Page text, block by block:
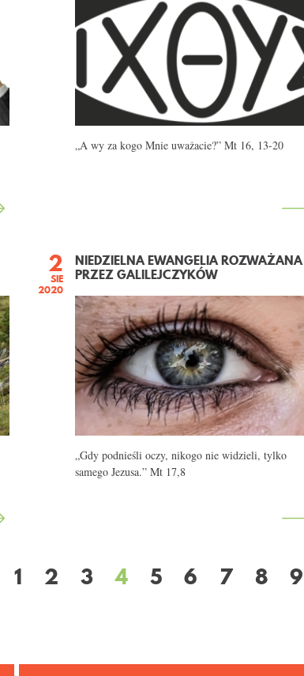
„A wy za kogo Mnie uważacie?” Mt 16, 13-20
2
SIE
2020
NIEDZIELNA EWANGELIA ROZWAŻANA
PRZEZ GALILEJCZYKÓW
„Gdy podnieśli oczy, nikogo nie widzieli, tylko
samego Jezusa.” Mt 17,8
1 2 3 4 5 6 7 8 9